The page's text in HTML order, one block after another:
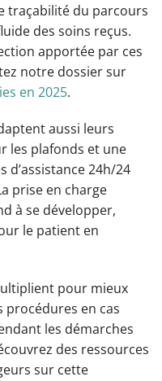
traçabilité du parcours
des soins reçus.
apportée par ces
notre dossier sur
en 2025.
aussi leurs
les plafonds et une
d’assistance 24h/24
prise en charge
à se développer,
le patient en
pour mieux
en cas
les démarches
des ressources
sur cette